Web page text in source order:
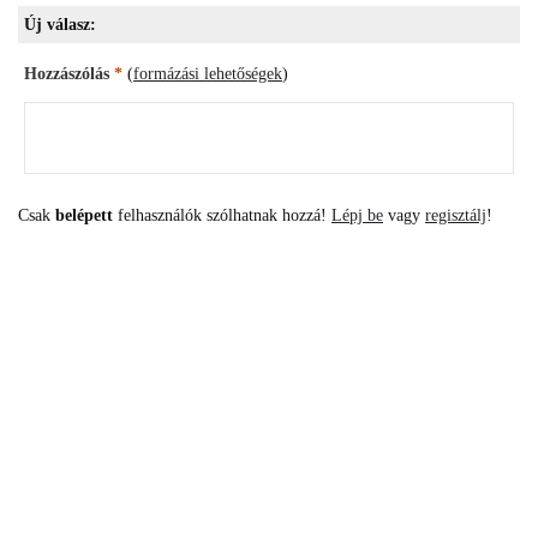
Új válasz:
Hozzászólás * (formázási lehetőségek)
Csak belépett felhasználók szólhatnak hozzá! Lépj be vagy regisztálj!